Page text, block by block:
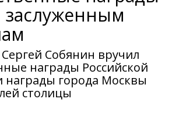
заслуженным
Собянин вручил
награды Российской
награды города Москвы
столицы